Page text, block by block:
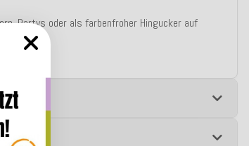
Partys oder als farbenfroher Hingucker auf